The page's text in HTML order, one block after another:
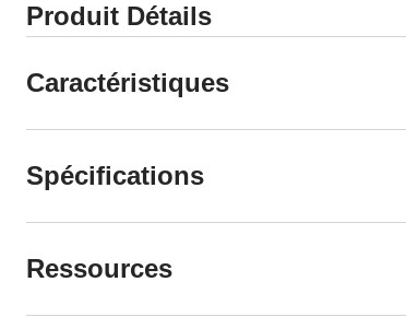
Produit Détails
Caractéristiques
Spécifications
Ressources